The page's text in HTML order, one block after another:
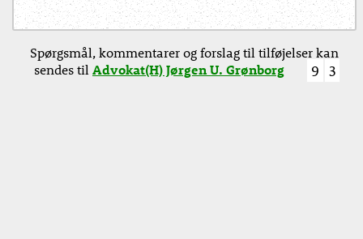
Spørgsmål, kommentarer og forslag til tilføjelser kan
sendes tilAdvokat(H) Jørgen U. Grønborg 9 3